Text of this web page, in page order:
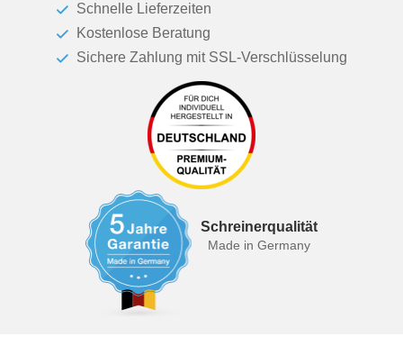
Schnelle Lieferzeiten
Kostenlose Beratung
Sichere Zahlung mit SSL-Verschlüsselung
Schreinerqualität
Made in Germany